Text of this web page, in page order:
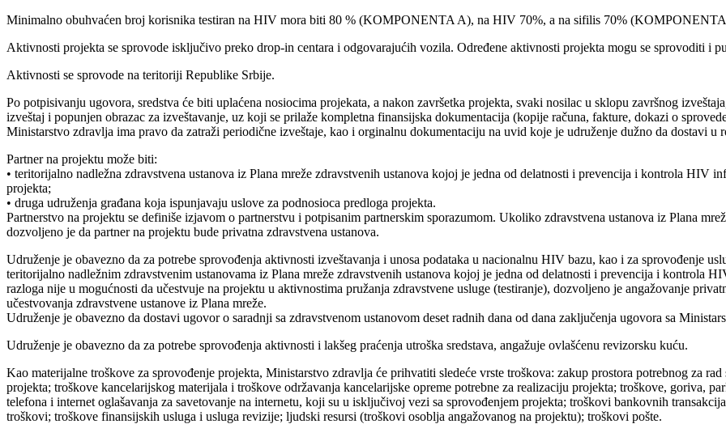
Minimalno obuhvaćen broj korisnika testiran na HIV mora biti 80 % (KOMPONENTA A), na HIV 70%, a na sifilis 70%
Aktivnosti projekta se sprovode isključivo preko drop-in centara i odgovarajućih vozila. Određene aktivnosti projekta mogu se sprovoditi i
Aktivnosti se sprovode na teritoriji Republike Srbije.
Po potpisivanju ugovora, sredstva će biti uplaćena nosiocima projekata, a nakon završetka projekta, svaki nosilac u sklopu završnog
izveštaj i popunjen obrazac za izveštavanje, uz koji se prilaže kompletna finansijska dokumentacija (kopije računa, fakture, dokazi o
Ministarstvo zdravlja ima pravo da zatraži periodične izveštaje, kao i orginalnu dokumentaciju na uvid koje je udruženje dužno da dostavi u
Partner na projektu može biti:
• teritorijalno nadležna zdravstvena ustanova iz Plana mreže zdravstvenih ustanova kojoj je jedna od delatnosti i prevencija i kontrola HIV
projekta;
• druga udruženja građana koja ispunjavaju uslove za podnosioca predloga projekta.
Partnerstvo na projektu se definiše izjavom o partnerstvu i potpisanim partnerskim sporazumom. Ukoliko zdravstvena ustanova iz Plana
dozvoljeno je da partner na projektu bude privatna zdravstvena ustanova.
Udruženje je obavezno da za potrebe sprovođenja aktivnosti izveštavanja i unosa podataka u nacionalnu HIV bazu, kao i za sprovođenje
teritorijalno nadležnim zdravstvenim ustanovama iz Plana mreže zdravstvenih ustanova kojoj je jedna od delatnosti i prevencija i kontrola
razloga nije u mogućnosti da učestvuje na projektu u aktivnostima pružanja zdravstvene usluge (testiranje), dozvoljeno je angažovanje
učestvovanja zdravstvene ustanove iz Plana mreže.
Udruženje je obavezno da dostavi ugovor o saradnji sa zdravstvenom ustanovom deset radnih dana od dana zaključenja ugovora sa
Udruženje je obavezno da za potrebe sprovođenja aktivnosti i lakšeg praćenja utroška sredstava, angažuje ovlašćenu revizorsku kuću.
Kao materijalne troškove za sprovođenje projekta, Ministarstvo zdravlja će prihvatiti sledeće vrste troškova: zakup prostora potrebnog za
projekta; troškove kancelarijskog materijala i troškove održavanja kancelarijske opreme potrebne za realizaciju projekta; troškove, goriva,
telefona i internet oglašavanja za savetovanje na internetu, koji su u isključivoj vezi sa sprovođenjem projekta; troškovi bankovnih
troškovi; troškove finansijskih usluga i usluga revizije; ljudski resursi (troškovi osoblja angažovanog na projektu); troškovi pošte.